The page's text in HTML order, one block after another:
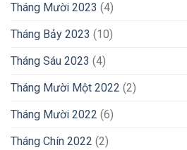
Tháng Mười 2023 (4)
Tháng Bảy 2023 (10)
Tháng Sáu 2023 (4)
Tháng Mười Một 2022 (2)
Tháng Mười 2022 (6)
Tháng Chín 2022 (2)